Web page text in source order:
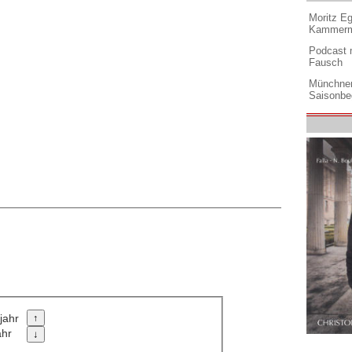
Moritz
Podcast
Fausch